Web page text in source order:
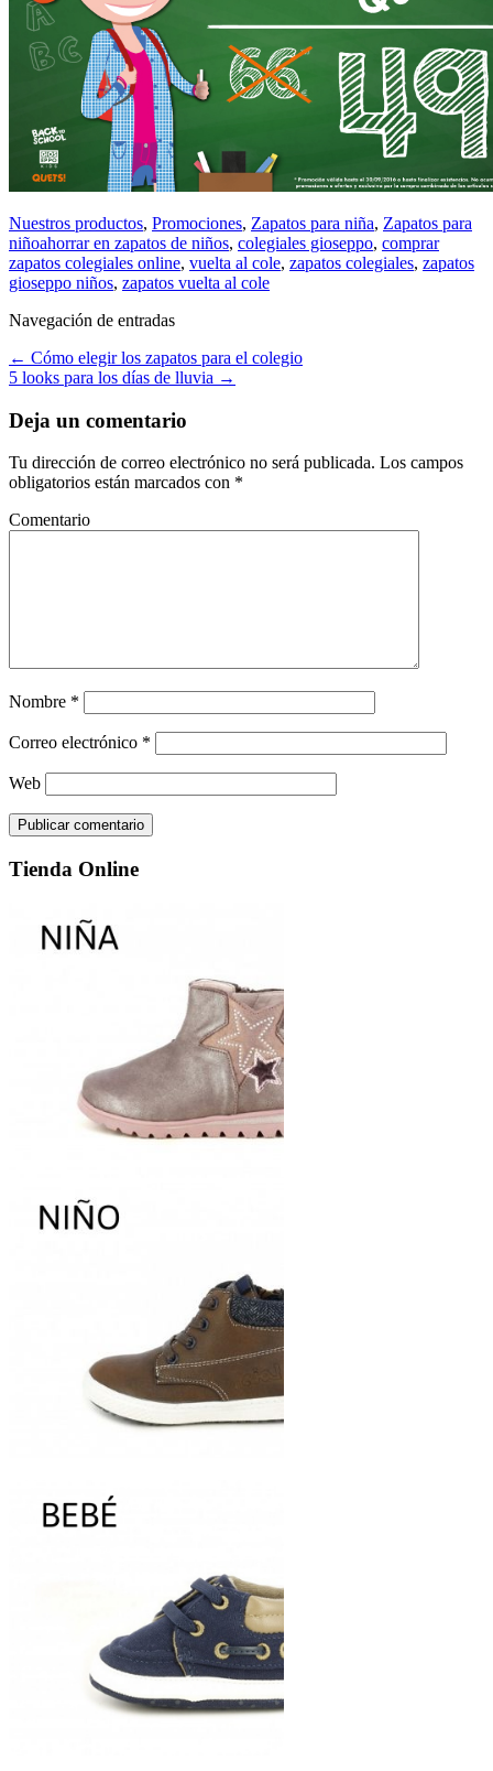
Nuestros productos, Promociones, Zapatos para niña, Zapatos para
niñoahorrar en zapatos de niños, colegiales gioseppo, comprar
zapatos colegiales online, vuelta al cole, zapatos colegiales, zapatos
gioseppo niños, zapatos vuelta al cole
Navegación de entradas
← Cómo elegir los zapatos para el colegio
5 looks para los días de lluvia →
Deja un comentario
Tu dirección de correo electrónico no será publicada. Los campos
obligatorios están marcados con *
Comentario
Nombre *
Correo electrónico *
Web
Tienda Online